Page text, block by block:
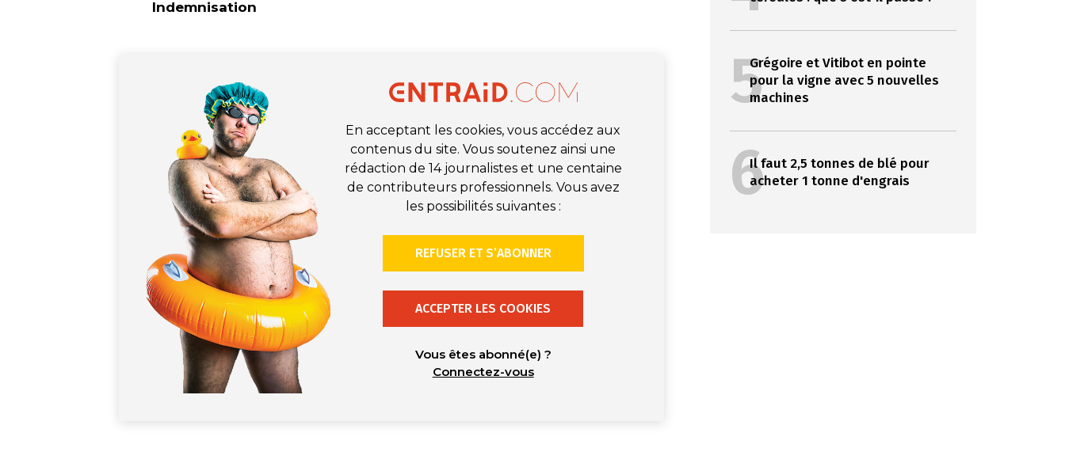
Indemnisation
En acceptant les cookies, vous accédez aux
contenus du site. Vous soutenez ainsi une
rédaction de 14 journalistes et une centaine
de contributeurs professionnels. Vous avez
les possibilités suivantes :
REFUSER ET S’ABONNER
ACCEPTER LES COOKIES
Vous êtes abonné(e) ?
Connectez-vous
5Grégoire et Vitibot en pointe
pour la vigne avec 5 nouvelles
machines
6Il faut 2,5 tonnes de blé pour
acheter 1 tonne d'engrais